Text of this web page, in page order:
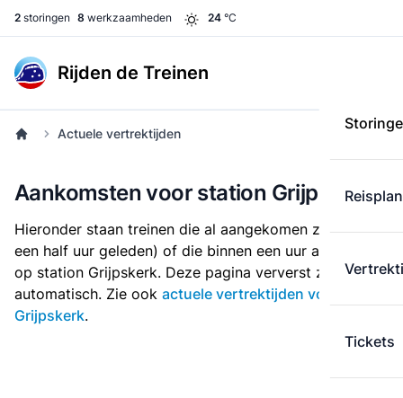
2 storingen 8 werkzaamheden 24 °C
Rijden de Treinen
Tickets
Actuele vertrektijden
Aankomsten voor station Grijpskerk
Hieronder staan treinen die al aangekomen zijn (tot
een half uur geleden) of die binnen een uur arriveren
op station Grijpskerk. Deze pagina ververst zichzelf
automatisch. Zie ook actuele vertrektijden voor
Grijpskerk.